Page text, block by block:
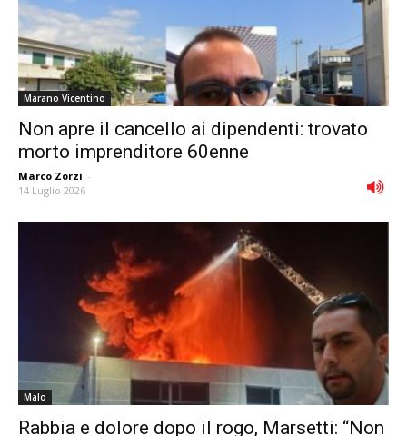
Marano Vicentino
Non apre il cancello ai dipendenti: trovato
morto imprenditore 60enne
Marco Zorzi -
14 Luglio 2026
Malo
Rabbia e dolore dopo il rogo, Marsetti: “Non